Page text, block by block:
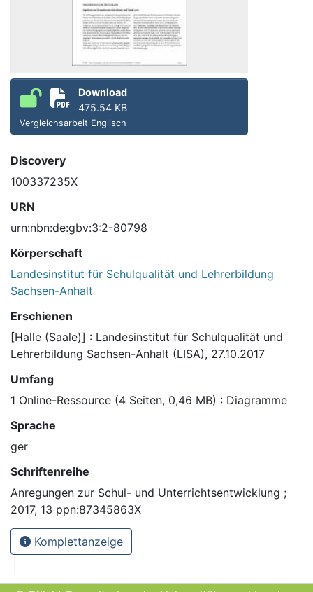
Download
475.54 KB
Vergleichsarbeit Englisch
Discovery
100337235X
URN
urn:nbn:de:gbv:3:2-80798
Körperschaft
Landesinstitut für Schulqualität und Lehrerbildung
Sachsen-Anhalt
Erschienen
[Halle (Saale)] : Landesinstitut für Schulqualität und
Lehrerbildung Sachsen-Anhalt (LISA), 27.10.2017
Umfang
1 Online-Ressource (4 Seiten, 0,46 MB) : Diagramme
Sprache
ger
Schriftenreihe
Anregungen zur Schul- und Unterrichtsentwicklung ;
2017, 13 ppn:87345863X
Komplettanzeige